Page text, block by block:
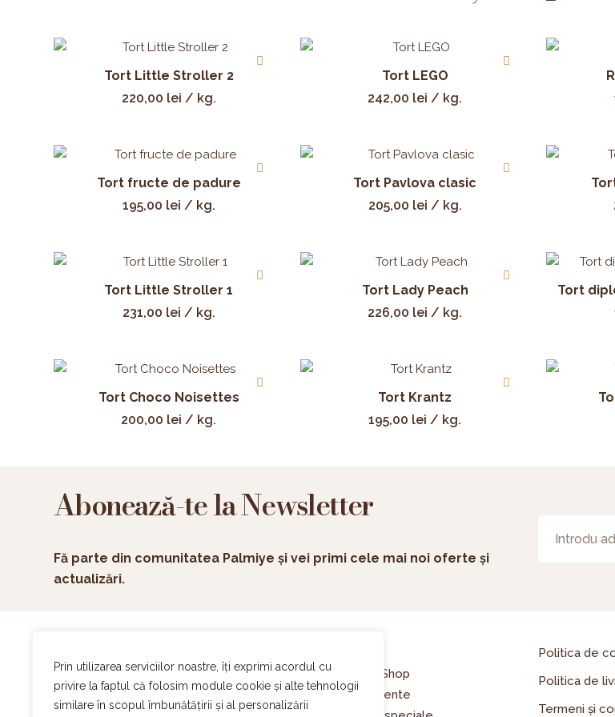
Prin utilizarea serviciilor noastre, îți exprimi acordul cu
privire la faptul că folosim module cookie și alte tehnologii
similare în scopul îmbunătățirii și al personalizării
Tort Little Stroller 2
220,00 lei / kg.
Tort LEGO
242,00 lei / kg.
Tort fructe de padure
195,00 lei / kg.
Tort Pavlova clasic
205,00 lei / kg.
Tort Little Stroller 1
231,00 lei / kg.
Tort Lady Peach
226,00 lei / kg.
Tort
Tort Choco Noisettes
200,00 lei / kg.
Tort Krantz
195,00 lei / kg.
Abonează-te la Newsletter
Fă parte din comunitatea Palmiye și vei primi cele mai noi oferte și
actualizări.
Online Shop
Evenimente
Politica de
Politica de
Termeni și